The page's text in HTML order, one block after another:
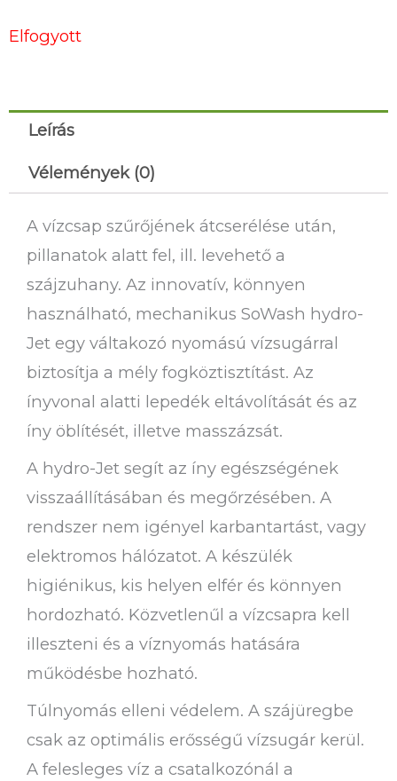
Elfogyott
Leírás
Vélemények (0)
A vízcsap szűrőjének átcserélése után,
pillanatok alatt fel, ill. levehető a
szájzuhany. Az innovatív, könnyen
használható, mechanikus SoWash hydro-
Jet egy váltakozó nyomású vízsugárral
biztosítja a mély fogköztisztítást. Az
ínyvonal alatti lepedék eltávolítását és az
íny öblítését, illetve masszázsát.
A hydro-Jet segít az íny egészségének
visszaállításában és megőrzésében. A
rendszer nem igényel karbantartást, vagy
elektromos hálózatot. A készülék
higiénikus, kis helyen elfér és könnyen
hordozható. Közvetlenűl a vízcsapra kell
illeszteni és a víznyomás hatására
működésbe hozható.
Túlnyomás elleni védelem. A szájüregbe
csak az optimális erősségű vízsugár kerül.
A felesleges víz a csatalkozónál a